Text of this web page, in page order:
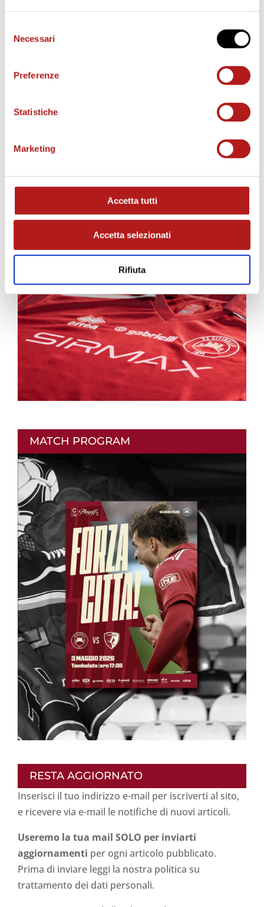
delNecessari
Preferenze
Statistiche
Marketing
Accetta tutti
Accetta selezionati
Rifiuta
BIGLIETTI
AS CITTADELLA STORE
MATCH PROGRAM
RESTA AGGIORNATO
Inserisci il tuo indirizzo e-mail per iscriverti al sito,
e ricevere via e-mail le notifiche di nuovi articoli.
Useremo la tua mail SOLO per inviarti
aggiornamenti per ogni articolo pubblicato.
Prima di inviare leggi la nostra politica su
trattamento dei dati personali.